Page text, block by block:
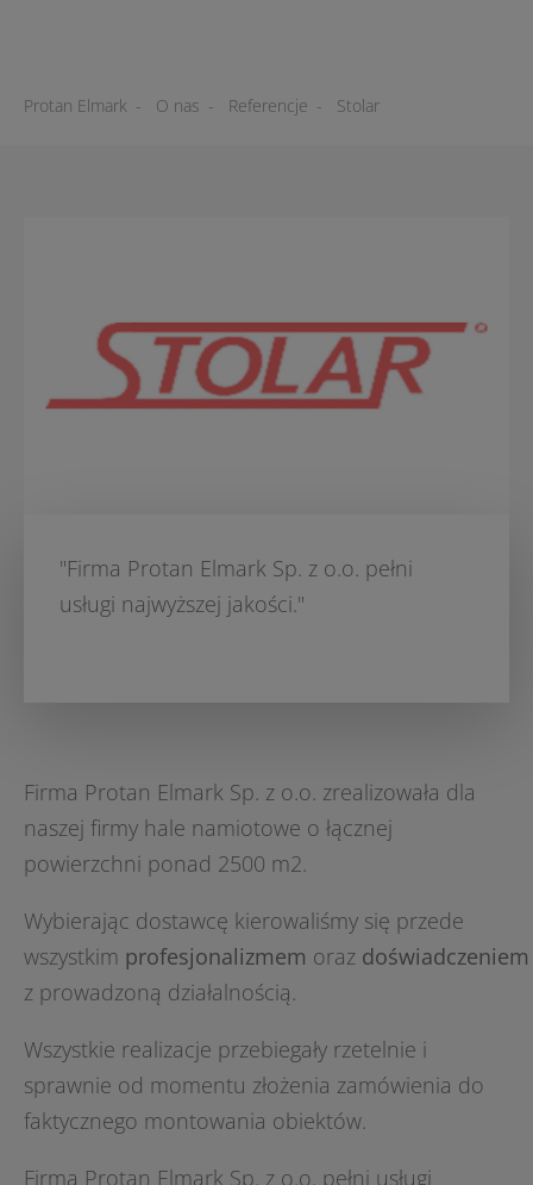
Protan Elmark - O nas - Referencje - Stolar
"Firma Protan Elmark Sp. z o.o. pełni
usługi najwyższej jakości."
Firma Protan Elmark Sp. z o.o. zrealizowała dla
naszej firmy hale namiotowe o łącznej
powierzchni ponad 2500 m2.
Wybierając dostawcę kierowaliśmy się przede
wszystkim profesjonalizmem oraz doświadczeniem
z prowadzoną działalnością.
Wszystkie realizacje przebiegały rzetelnie i
sprawnie od momentu złożenia zamówienia do
faktycznego montowania obiektów.
Firma Protan Elmark Sp. z o.o. pełni usługi